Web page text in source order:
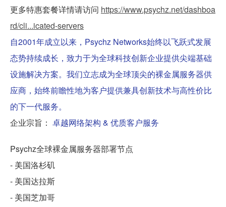
更多特惠套餐详情请访问 https://www.psychz.net/dashboa
rd/cli...icated-servers
自2001年成立以来，Psychz Networks始终以飞跃式发展
态势持续成长，致力于为全球科技创新企业提供尖端基础
设施解决方案。我们立志成为全球顶尖的裸金属服务器供
应商，始终前瞻性地为客户提供兼具创新技术与高性价比
的下一代服务。
企业宗旨： 卓越网络架构 & 优质客户服务
Psychz全球裸金属服务器部署节点
- 美国洛杉矶
- 美国达拉斯
- 美国芝加哥